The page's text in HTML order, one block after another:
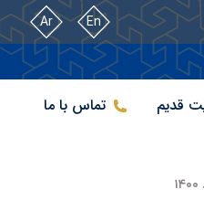
En
Ar
قدیم تماس با ما